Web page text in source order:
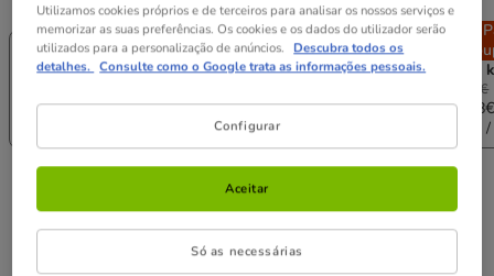
2.5 kg
Sem Stock
22.99€
2 x 2.5 kg
Sem Stock
43.68€
(8.74€ / kg)
12 kg
-25% na 2ª
un.
69.99€
2 x 12
139.98€
(5.54€
Não perca esta promoção
Preço 69.99€, 5.83 EUR por kg
Utilizamos cookies próprios e de terceiros para analisar os nossos serviços e
memorizar as suas preferências. Os cookies e os dados do utilizador serão
utilizados para a personalização de anúncios. Descubra todos os
detalhes. Consulte como o Google trata as informações pessoais.
Configurar
Só as necessárias
Aceitar